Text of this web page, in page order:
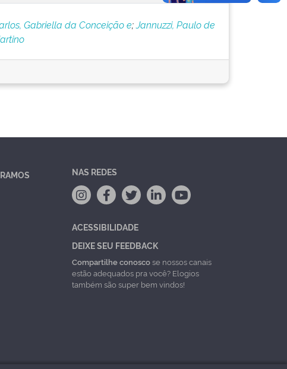
Gabriella da Conceição e;Jannuzzi, Paulo de
NAS REDES
ACESSIBILIDADE
DEIXE SEU FEEDBACK
Compartilhe conosco se nossos canais
estão adequados pra você? Elogios
também são super bem vindos!